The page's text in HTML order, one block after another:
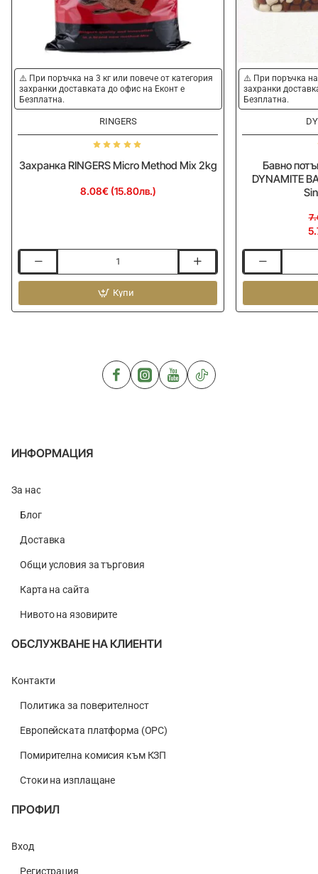
⚠️ При поръчка на 3 кг или повече от категория
захранки доставката до офис на Еконт е
Безплатна.
RINGERS
Захранка RINGERS Micro Method Mix 2kg
8.08€ (15.80лв.)
RINGERS
Method
Купи
-25%
⚠️ При поръчка на
захранки
Безплатна.
Бавно
DYNAMITE
потъващи
за
ИНФОРМАЦИЯ
За нас
Блог
Доставка
Общи условия за търговия
Карта на сайта
Нивото на язовирите
ОБСЛУЖВАНЕ НА КЛИЕНТИ
Контакти
Политика за поверителност
Европейската платформа (ОРС)
Помирителна комисия към КЗП
Стоки на изплащане
ПРОФИЛ
Вход
Регистрация